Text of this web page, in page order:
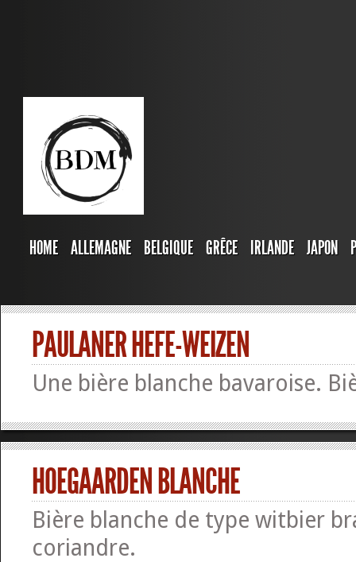
HOME ALLEMAGNE BELGIQUE GRÊCE IRLANDE JAPON
PAULANER HEFE-WEIZEN
Une bière blanche bavaroise.
HOEGAARDEN BLANCHE
Bière blanche de type witbier
coriandre.